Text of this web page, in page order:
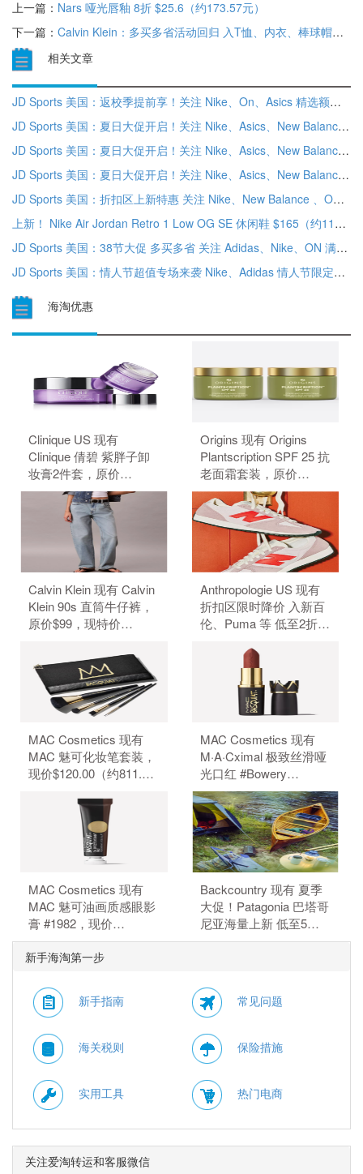
上一篇： Nars 哑光唇釉 8折 $25.6（约173.57元）
下一篇： Calvin Klein：多买多省活动回归 入T恤、内衣、棒球帽等 满额至高享额外6折
相关文章
JD Sports 美国：返校季提前享！关注 Nike、On、Asics 精选额外8折
JD Sports 美国：夏日大促开启！关注 Nike、Asics、New Balance 等 低至5折+折扣区精选额外7.5折
JD Sports 美国：夏日大促开启！关注 Nike、Asics、New Balance 等 低至5折+折扣区精选额外7.5折
JD Sports 美国：夏日大促开启！关注 Nike、Asics、New Balance 等 低至5折+折扣区精选额外7.5折
JD Sports 美国：折扣区上新特惠 关注 Nike、New Balance 、ON 低至5折
上新！ Nike Air Jordan Retro 1 Low OG SE 休闲鞋 $165（约1140.86元）
JD Sports 美国：38节大促 多买多省 关注 Adidas、Nike、ON 满额低至额外8.5折
JD Sports 美国：情人节超值专场来袭 Nike、Adidas 情人节限定鞋款上新 低至5折
海淘优惠
Clinique US 现有
Clinique 倩碧 紫胖子卸
妆膏2件套，原价
$59.00，现特价
$44.00（约297.68
元）。 无需使用优惠
Origins 现有 Origins
Plantscription SPF 25 抗
老面霜套装，原价
$156.00，现特价
$132.00（约893.42
元）。 无需使用优惠
Calvin Klein 现有 Calvin
Klein 90s 直筒牛仔裤，
原价$99，现特价
无需使用优惠码。
Anthropologie US 现有
折扣区限时降价 入新百
伦、Puma 等 低至2折
MAC Cosmetics 现有
MAC 魅可化妆笔套装，
现价$120.00（约811.70
MAC Cosmetics 现有
M·A·Cximal 极致丝滑哑
光口红 #Bowery
Brown，现价$35.00（约
236.75元）。 无需使用
优惠码。
MAC Cosmetics 现有
MAC 魅可油画质感眼影
膏 #1982，现价
$30.00（约202.93
元）。 无需使用优惠
Backcountry 现有 夏季
大促！Patagonia 巴塔哥
尼亚海量上新 低至5
折。 无需使用优惠码。
新手海淘第一步
新手指南 常见问题
海关税则 保险措施
实用工具 热门电商
关注爱淘转运和客服微信